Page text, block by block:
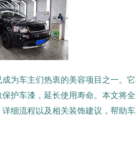
为车主们热衷的美容项目之一。
护车漆，延长使用寿命。本文将
细流程以及相关装饰建议，帮助